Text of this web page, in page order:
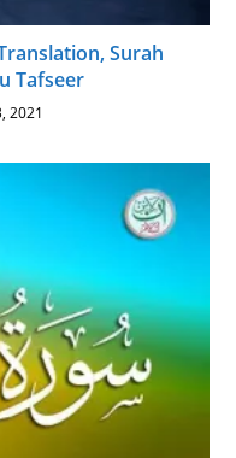
Surah
Tafseer
2021